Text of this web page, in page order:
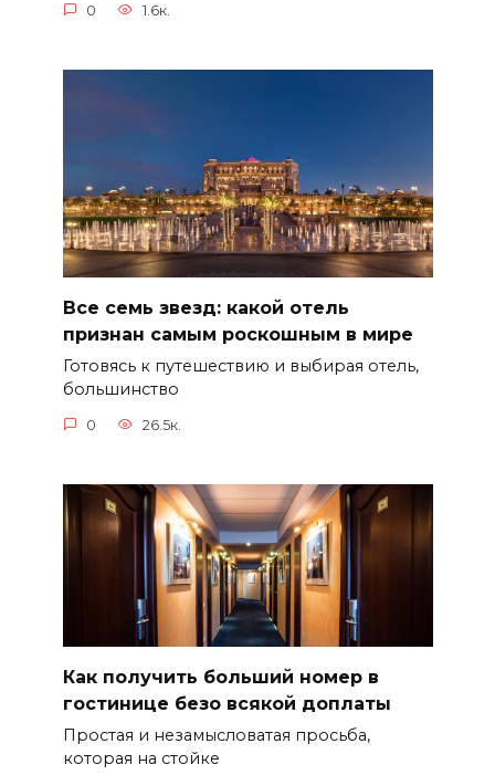
0 1.6к.
Все семь звезд: какой отель
признан самым роскошным в мире
Готовясь к путешествию и выбирая отель,
большинство
0 26.5к.
Как получить больший номер в
гостинице безо всякой доплаты
Простая и незамысловатая просьба,
которая на стойке